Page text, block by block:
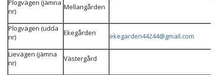
Plogvägen (jämna
nr)
Mellangården
Plogvägen (udda
nr)
Ekegården ekegarden44244@gmail.com
Lievägen (jämna
nr)
Västergård